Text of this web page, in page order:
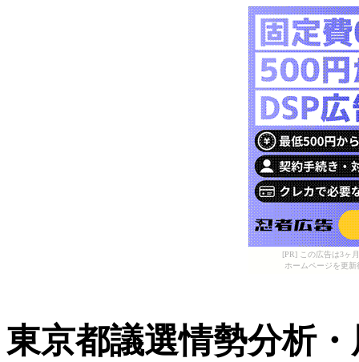
[PR] この広告は3ヶ
ホームページを更
東京都議選情勢分析